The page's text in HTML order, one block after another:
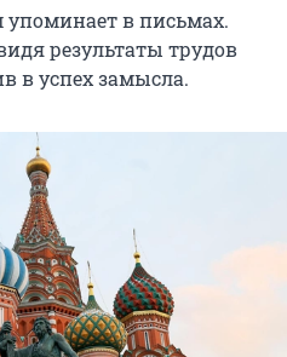
упоминает в письмах.
результаты трудов
в успех замысла.